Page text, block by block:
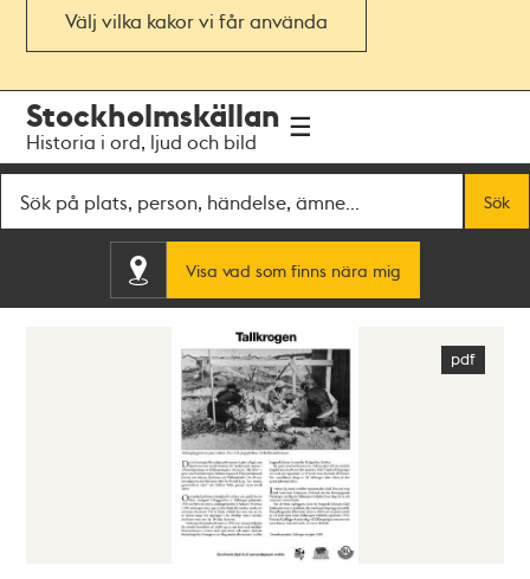
Välj vilka kakor vi får använda
navigationen
huvudinnehållet
Stockholmskällan
Historia i ord, ljud och bild
Sök
Visa vad som finns nära mig